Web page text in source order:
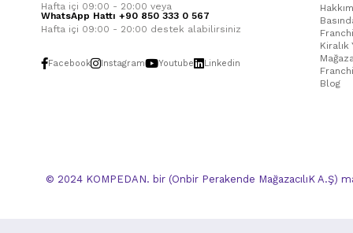
Hafta içi 09:00 - 20:00 veya
WhatsApp Hattı +90 850 333 0 567
Hafta içi 09:00 - 20:00 destek alabilirsiniz
Facebook Instagram Youtube Linkedin
Kiralık
Blog
© 2024 KOMPEDAN. bir (Onbir Perakende MağazacılıK A.Ş)